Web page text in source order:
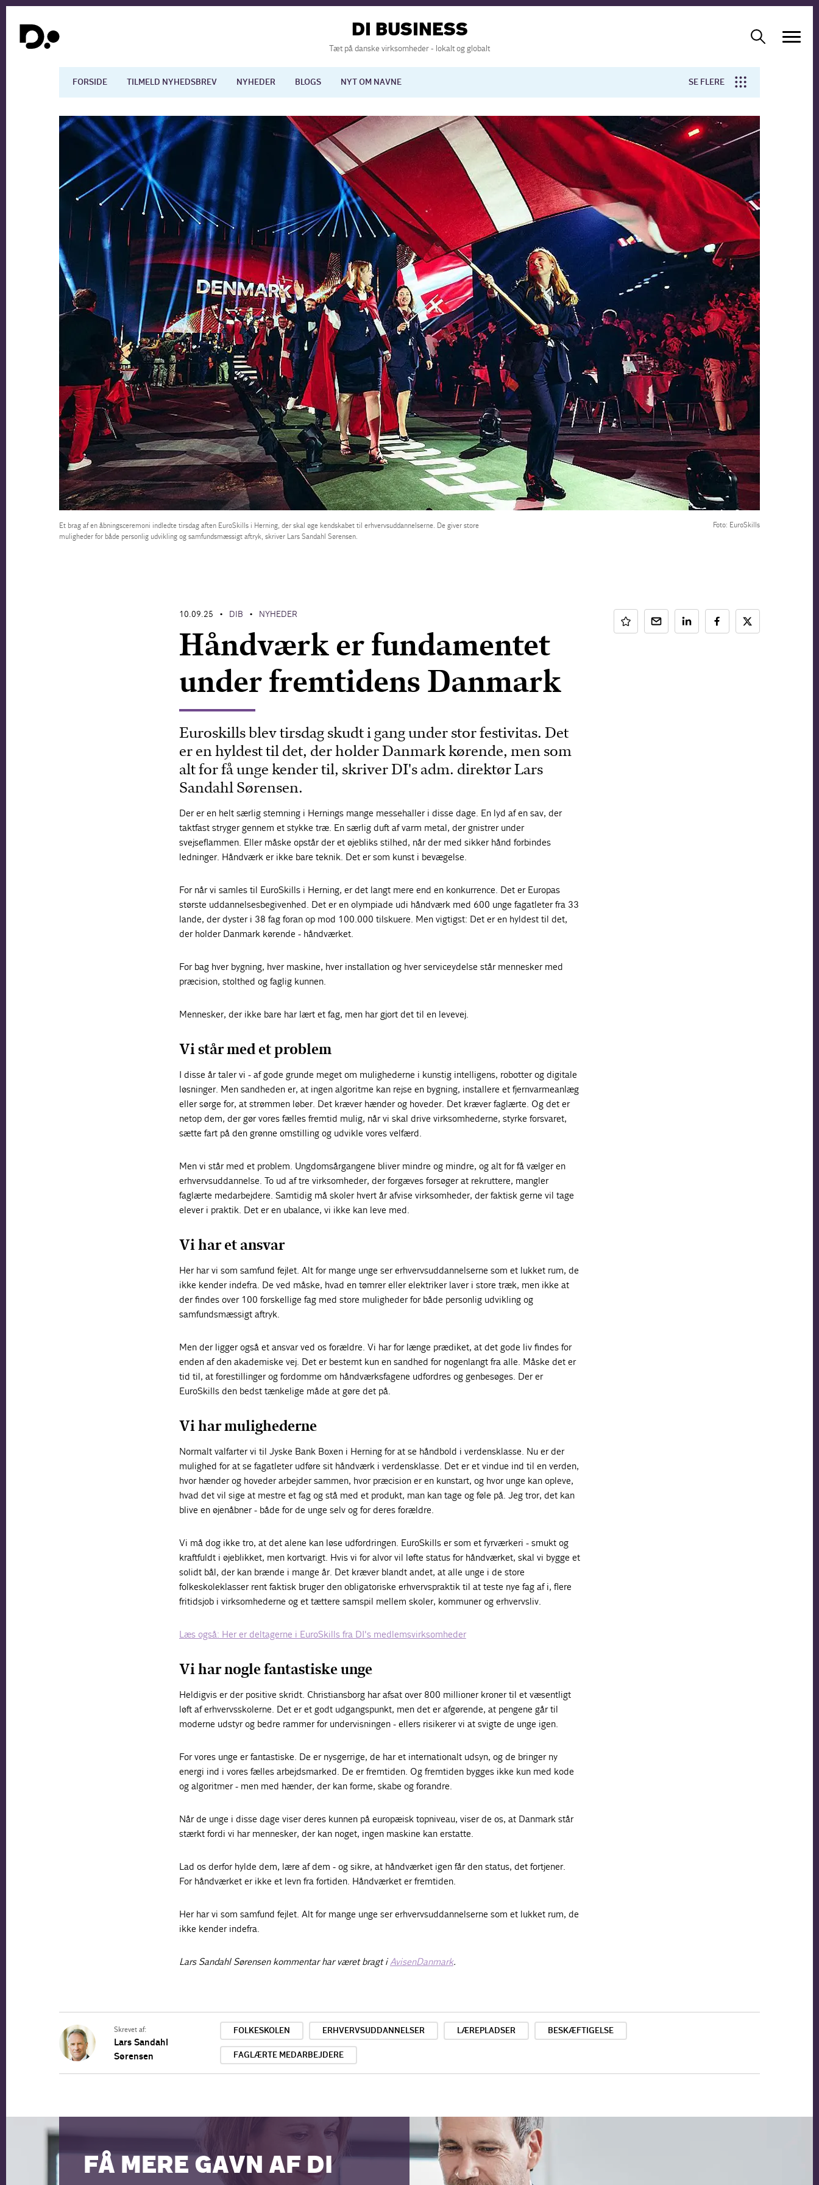
DI BUSINESS
Tæt på danske virksomheder - lokalt og globalt
FORSIDE TILMELD NYHEDSBREV NYHEDER BLOGS NYT OM NAVNE SE FLERE
Dansk økonomi Digitalisering International økonomi Arbejdsmiljø
Arbejdsmarkedet Uddannelse Europapolitik Forskning
Et brag af en åbningsceremoni indledte tirsdag aften EuroSkills i Herning, der skal øge kendskabet til erhvervsuddannelserne. De giver store
muligheder for både personlig udvikling og samfundsmæssigt aftryk, skriver Lars Sandahl Sørensen.
Foto: EuroSkills
10.09.25 • DIB • NYHEDER
Håndværk er fundamentet
under fremtidens Danmark
Euroskills blev tirsdag skudt i gang under stor festivitas. Det
er en hyldest til det, der holder Danmark kørende, men som
alt for få unge kender til, skriver DI's adm. direktør Lars
Sandahl Sørensen.
Der er en helt særlig stemning i Hernings mange messehaller i disse dage. En lyd af en sav, der
taktfast stryger gennem et stykke træ. En særlig duft af varm metal, der gnistrer under
svejseflammen. Eller måske opstår der et øjebliks stilhed, når der med sikker hånd forbindes
ledninger. Håndværk er ikke bare teknik. Det er som kunst i bevægelse.
For når vi samles til EuroSkills i Herning, er det langt mere end en konkurrence. Det er Europas
største uddannelsesbegivenhed. Det er en olympiade udi håndværk med 600 unge fagatleter fra 33
lande, der dyster i 38 fag foran op mod 100.000 tilskuere. Men vigtigst: Det er en hyldest til det,
der holder Danmark kørende - håndværket.
For bag hver bygning, hver maskine, hver installation og hver serviceydelse står mennesker med
præcision, stolthed og faglig kunnen.
Mennesker, der ikke bare har lært et fag, men har gjort det til en levevej.
Vi står med et problem
I disse år taler vi - af gode grunde meget om mulighederne i kunstig intelligens, robotter og digitale
løsninger. Men sandheden er, at ingen algoritme kan rejse en bygning, installere et fjernvarmeanlæg
eller sørge for, at strømmen løber. Det kræver hænder og hoveder. Det kræver faglærte. Og det er
netop dem, der gør vores fælles fremtid mulig, når vi skal drive virksomhederne, styrke forsvaret,
sætte fart på den grønne omstilling og udvikle vores velfærd.
Men vi står med et problem. Ungdomsårgangene bliver mindre og mindre, og alt for få vælger en
erhvervsuddannelse. To ud af tre virksomheder, der forgæves forsøger at rekruttere, mangler
faglærte medarbejdere. Samtidig må skoler hvert år afvise virksomheder, der faktisk gerne vil tage
elever i praktik. Det er en ubalance, vi ikke kan leve med.
Vi har et ansvar
Her har vi som samfund fejlet. Alt for mange unge ser erhvervsuddannelserne som et lukket rum, de
ikke kender indefra. De ved måske, hvad en tømrer eller elektriker laver i store træk, men ikke at
der findes over 100 forskellige fag med store muligheder for både personlig udvikling og
samfundsmæssigt aftryk.
Men der ligger også et ansvar ved os forældre. Vi har for længe prædiket, at det gode liv findes for
enden af den akademiske vej. Det er bestemt kun en sandhed for nogenlangt fra alle. Måske det er
tid til, at forestillinger og fordomme om håndværksfagene udfordres og genbesøges. Der er
EuroSkills den bedst tænkelige måde at gøre det på.
Vi har mulighederne
Normalt valfarter vi til Jyske Bank Boxen i Herning for at se håndbold i verdensklasse. Nu er der
mulighed for at se fagatleter udføre sit håndværk i verdensklasse. Det er et vindue ind til en verden,
hvor hænder og hoveder arbejder sammen, hvor præcision er en kunstart, og hvor unge kan opleve,
hvad det vil sige at mestre et fag og stå med et produkt, man kan tage og føle på. Jeg tror, det kan
blive en øjenåbner - både for de unge selv og for deres forældre.
Vi må dog ikke tro, at det alene kan løse udfordringen. EuroSkills er som et fyrværkeri - smukt og
kraftfuldt i øjeblikket, men kortvarigt. Hvis vi for alvor vil løfte status for håndværket, skal vi bygge et
solidt bål, der kan brænde i mange år. Det kræver blandt andet, at alle unge i de store
folkeskoleklasser rent faktisk bruger den obligatoriske erhvervspraktik til at teste nye fag af i, flere
fritidsjob i virksomhederne og et tættere samspil mellem skoler, kommuner og erhvervsliv.
Læs også: Her er deltagerne i EuroSkills fra DI's medlemsvirksomheder
Vi har nogle fantastiske unge
Heldigvis er der positive skridt. Christiansborg har afsat over 800 millioner kroner til et væsentligt
løft af erhvervsskolerne. Det er et godt udgangspunkt, men det er afgørende, at pengene går til
moderne udstyr og bedre rammer for undervisningen - ellers risikerer vi at svigte de unge igen.
For vores unge er fantastiske. De er nysgerrige, de har et internationalt udsyn, og de bringer ny
energi ind i vores fælles arbejdsmarked. De er fremtiden. Og fremtiden bygges ikke kun med kode
og algoritmer - men med hænder, der kan forme, skabe og forandre.
Når de unge i disse dage viser deres kunnen på europæisk topniveau, viser de os, at Danmark står
stærkt fordi vi har mennesker, der kan noget, ingen maskine kan erstatte.
Lad os derfor hylde dem, lære af dem - og sikre, at håndværket igen får den status, det fortjener.
For håndværket er ikke et levn fra fortiden. Håndværket er fremtiden.
Her har vi som samfund fejlet. Alt for mange unge ser erhvervsuddannelserne som et lukket rum, de
ikke kender indefra.
Lars Sandahl Sørensen kommentar har været bragt iAvisenDanmark.
Skrevet af:
Lars Sandahl
Sørensen
FOLKESKOLEN ERHVERVSUDDANNELSER LÆREPLADSER BESKÆFTIGELSE
FAGLÆRTE MEDARBEJDERE
FÅ MERE GAVN AF DI